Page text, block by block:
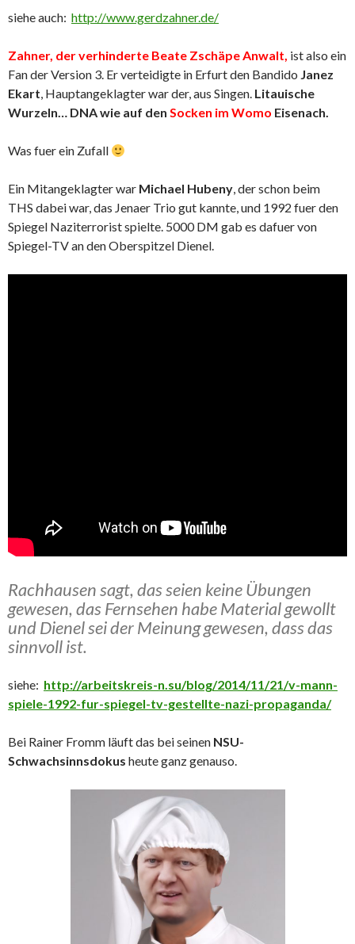
siehe auch: http://www.gerdzahner.de/
Zahner, der verhinderte Beate Zschäpe Anwalt, ist also ein
Fan der Version 3. Er verteidigte in Erfurt den Bandido Janez
Ekart, Hauptangeklagter war der, aus Singen. Litauische
Wurzeln… DNA wie auf den Socken im Womo Eisenach.
Was fuer ein Zufall
Ein Mitangeklagter war Michael Hubeny, der schon beim
THS dabei war, das Jenaer Trio gut kannte, und 1992 fuer den
Spiegel Naziterrorist spielte. 5000 DM gab es dafuer von
Spiegel-TV an den Oberspitzel Dienel.
Rachhausen sagt, das seien keine Übungen
gewesen, das Fernsehen habe Material gewollt
und Dienel sei der Meinung gewesen, dass das
sinnvoll ist.
siehe: http://arbeitskreis-n.su/blog/2014/11/21/v-mann-
spiele-1992-fur-spiegel-tv-gestellte-nazi-propaganda/
Bei Rainer Fromm läuft das bei seinen NSU-
Schwachsinnsdokus heute ganz genauso.